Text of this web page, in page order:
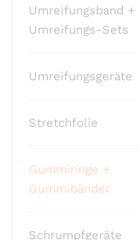
Umreifungsband +
Umreifungs-Sets
Umreifungsgeräte
Stretchfolie
Gummiringe +
Gummibänder
Schrumpfgeräte